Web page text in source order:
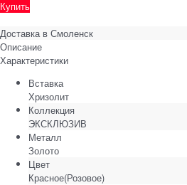
Купить
Доставка в Смоленск
Описание
Характеристики
Вставка
Хризолит
Коллекция
ЭКСКЛЮЗИВ
Металл
Золото
Цвет
Красное(Розовое)